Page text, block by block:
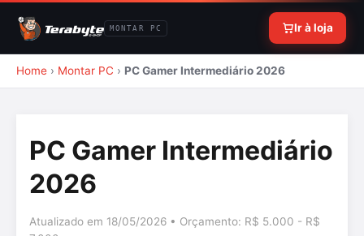
MONTAR PC Ir à loja
Home › Montar PC › PC Gamer Intermediário 2026
PC Gamer Intermediário
2026
Atualizado em 18/05/2026 • Orçamento: R$ 5.000 - R$